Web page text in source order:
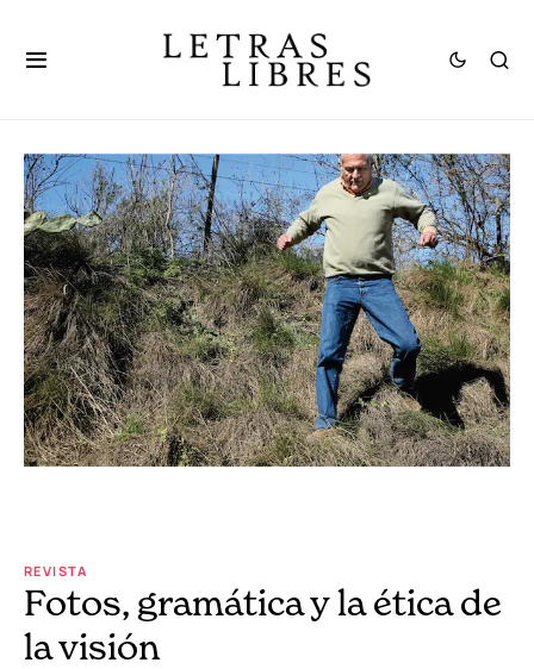
REVISTA
Fotos, gramática y la ética de
la visión